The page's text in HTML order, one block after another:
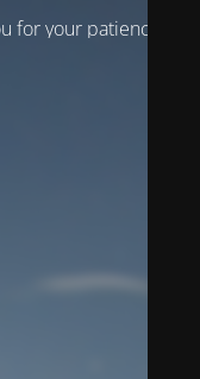
for your patience!